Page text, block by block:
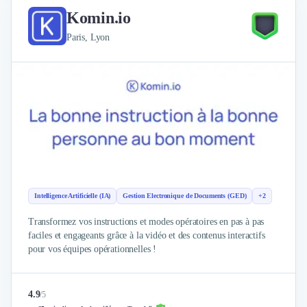
Externalisation Administrative
Direction Financière Externalisée (DAF)
Transactions Services
Banque
Gestion de trésorerie
Recouvrement
Due Diligence
Solutions de Paiement
Fiscalité
UX & UI Design
Komin.io
Paris, Lyon
Intelligence Artificielle (IA) Gestion Electronique de Documents (GED) +2
Transformez vos instructions et modes opératoires en pas à pas
faciles et engageants grâce à la vidéo et des contenus interactifs
pour vos équipes opérationnelles !
4.9/5